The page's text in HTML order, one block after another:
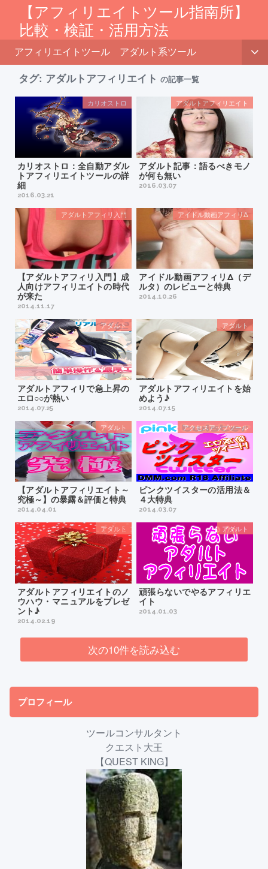
【アフィリエイトツール指南所】
比較・検証・活用方法
アフィリエイトツール アダルト系ツール
タグ: アダルトアフィリエイト の記事一覧
カリオストロ：全自動アダル
トアフィリエイトツールの詳
細
2016.03.21
カリオストロ
アダルト記事：語るべきモノ
が何も無い
2016.03.07
アダルトアフィリエイト
【アダルトアフィリ入門】成
人向けアフィリエイトの時代
が来た
2014.11.17
アダルトアフィリ入門
アイドル動画アフィリΔ（デ
ルタ）のレビューと特典
2014.10.26
アイドル動画アフィリΔ
アダルトアフィリで急上昇の
エロ○○が熱い
2014.07.25
アダルト
アダルトアフィリエイトを始
めよう♪
2014.07.15
アダルト
【アダルトアフィリエイト～
究極～】の暴露＆評価と特典
2014.04.01
アダルト
ピンクツイスターの活用法＆
４大特典
2014.03.07
アクセスアップツール
アダルトアフィリエイトのノ
ウハウ・マニュアルをプレゼ
ント♪
2014.02.19
アダルト
頑張らないでやるアフィリエ
イト
2014.01.03
アダルト
次の10件を読み込む
プロフィール
ツールコンサルタント
クエスト大王
【QUEST KING】